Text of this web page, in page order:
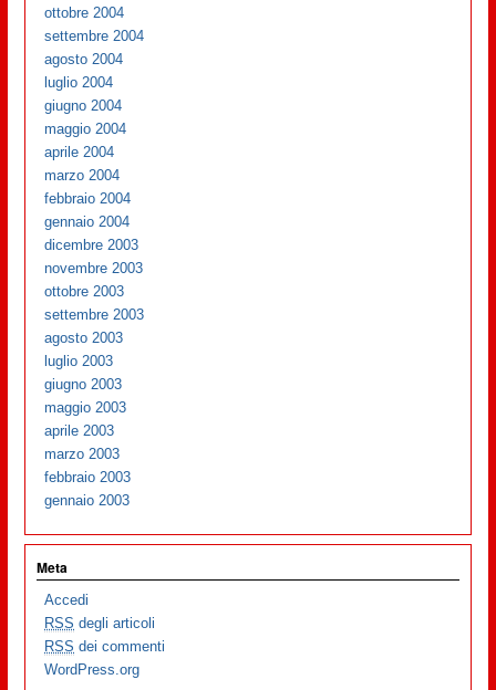
ottobre 2004
settembre 2004
agosto 2004
luglio 2004
giugno 2004
maggio 2004
aprile 2004
marzo 2004
febbraio 2004
gennaio 2004
dicembre 2003
novembre 2003
ottobre 2003
settembre 2003
agosto 2003
luglio 2003
giugno 2003
maggio 2003
aprile 2003
marzo 2003
febbraio 2003
gennaio 2003
Meta
Accedi
RSS degli articoli
RSS dei commenti
WordPress.org